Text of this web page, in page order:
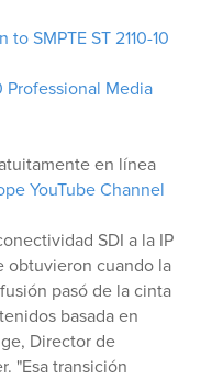
SMPTE ST 2110-10
Professional Media
en línea
YouTube Channel
SDI a la IP
obtuvieron cuando la
pasó de la cinta
basada en
Director de
"Esa transición